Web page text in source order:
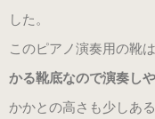
した。
このピアノ演奏用の靴は
かる靴底なので演奏し
かかとの高さも少しあ